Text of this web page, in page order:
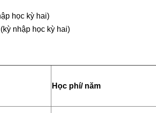
học kỳ hai)
nhập học kỳ hai)
Học phí/ năm